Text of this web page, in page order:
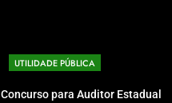
UTILIDADE PÚBLICA
Concurso para Auditor Estadual